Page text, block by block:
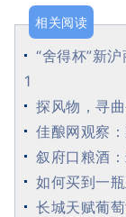
相关阅读
“舍得杯”新
1
探风物，寻
佳酿网观察
叙府口粮酒
如何买到一
长城天赋葡